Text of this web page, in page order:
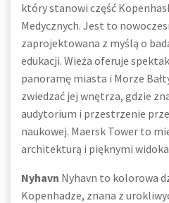
który stanowi część
Medycznych. Jest to
zaprojektowana z myślą o
edukacji. Wieża oferuje
panoramę miasta i Morze
zwiedzać jej wnętrza, gdzie
audytorium i przestrzenie
naukowej. Maersk Tower to
architekturą i pięknymi
Nyhavn Nyhavn to kolorowa
Kopenhadze, znana z